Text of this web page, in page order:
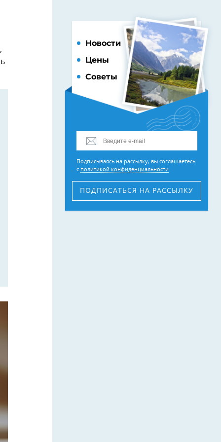
Новости
Цены
Советы
Подписываясь на рассылку, вы соглашаетесь
с политикой конфиденциальности
ПОДПИСАТЬСЯ НА РАССЫЛКУ